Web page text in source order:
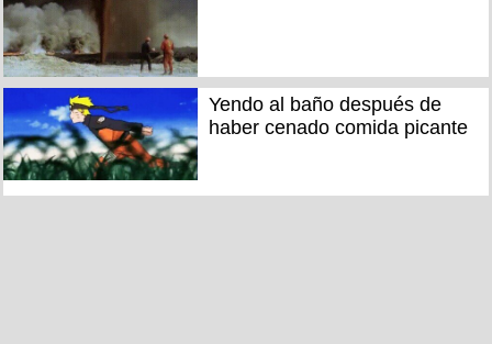
Yendo al baño después de
haber cenado comida picante